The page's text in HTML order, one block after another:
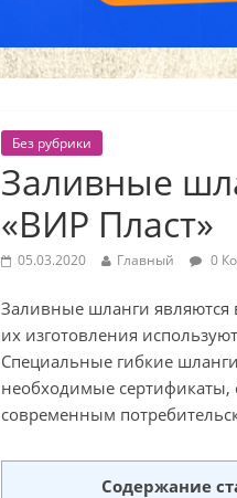
Без рубрики
Заливные
«ВИР Пласт»
05.03.2020 Главный 0
Заливные шланги
их изготовления
Специальные гибкие
необходимые сертификаты,
современным
Содержание